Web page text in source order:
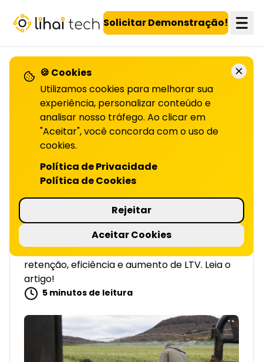
LiHai - Página inicial Solicitar Demonstração!
VOLTAR PARA O BLOG
Automação e
segmentação
comportamental no
agro
| LIHAI
Segmentação comportamental e automação
estão transformando o agro com mais
retenção, eficiência e aumento de LTV. Leia o
artigo!
5 minutos de leitura
🍪 Cookies
Utilizamos cookies para melhorar sua
experiência, personalizar conteúdo e
analisar nosso tráfego. Ao clicar em
"Aceitar", você concorda com o uso de
cookies.
Política de Privacidade
Política de Cookies
Rejeitar
Aceitar Cookies